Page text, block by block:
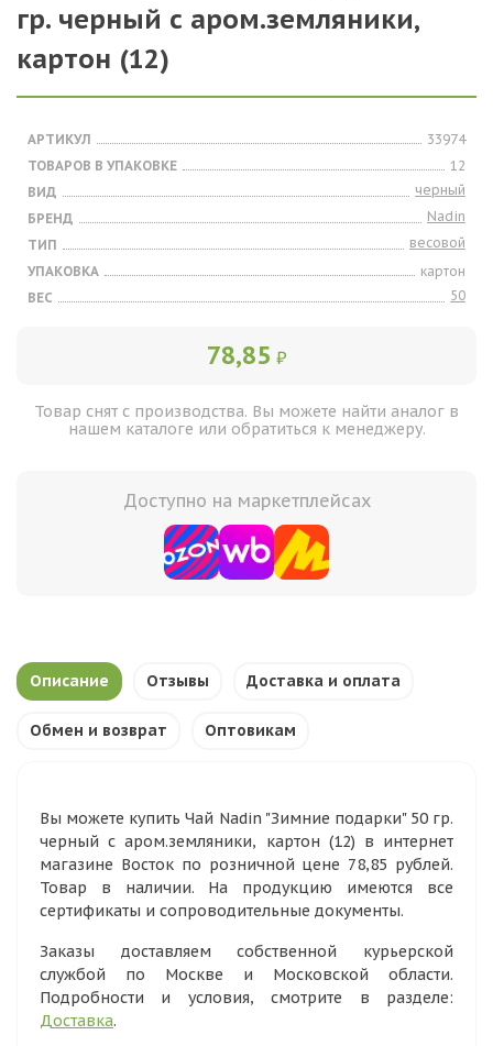
гр. черный с аром.земляники,
картон (12)
АРТИКУЛ
33974
ТОВАРОВ В УПАКОВКЕ
12
ВИД
черный
БРЕНД
Nadin
ТИП
весовой
УПАКОВКА
картон
ВЕС
50
78,85 ₽
Товар снят с производства. Вы можете найти аналог в
нашем каталоге или обратиться к менеджеру.
Доступно на маркетплейсах
Описание Отзывы Доставка и оплата
Обмен и возврат Оптовикам
Вы можете купить Чай Nadin "Зимние подарки" 50 гр.
черный с аром.земляники, картон (12) в интернет
магазине Восток по розничной цене 78,85 рублей.
Товар в наличии. На продукцию имеются все
сертификаты и сопроводительные документы.
Заказы доставляем собственной курьерской
службой по Москве и Московской области.
Подробности и условия, смотрите в разделе:
Доставка.